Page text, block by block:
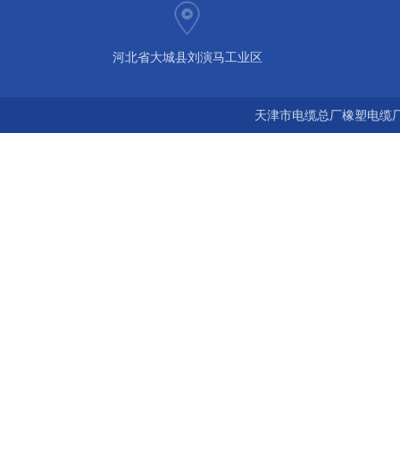
河北省大城县刘演马工业区
天津市电缆总厂橡塑电